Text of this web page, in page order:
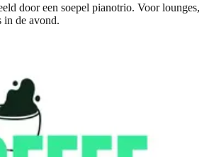
door een soepel pianotrio. Voor lounges,
in de avond.